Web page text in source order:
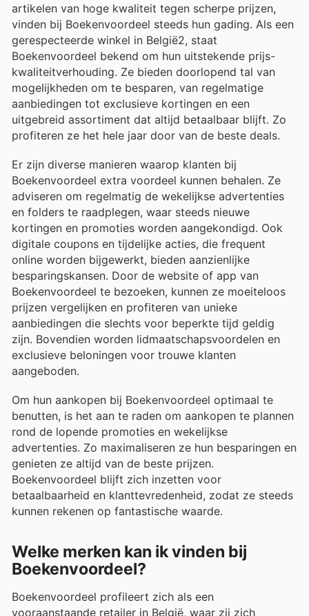
artikelen van hoge kwaliteit tegen scherpe prijzen,
vinden bij Boekenvoordeel steeds hun gading. Als een
gerespecteerde winkel in België2, staat
Boekenvoordeel bekend om hun uitstekende prijs-
kwaliteitverhouding. Ze bieden doorlopend tal van
mogelijkheden om te besparen, van regelmatige
aanbiedingen tot exclusieve kortingen en een
uitgebreid assortiment dat altijd betaalbaar blijft. Zo
profiteren ze het hele jaar door van de beste deals.
Er zijn diverse manieren waarop klanten bij
Boekenvoordeel extra voordeel kunnen behalen. Ze
adviseren om regelmatig de wekelijkse advertenties
en folders te raadplegen, waar steeds nieuwe
kortingen en promoties worden aangekondigd. Ook
digitale coupons en tijdelijke acties, die frequent
online worden bijgewerkt, bieden aanzienlijke
besparingskansen. Door de website of app van
Boekenvoordeel te bezoeken, kunnen ze moeiteloos
prijzen vergelijken en profiteren van unieke
aanbiedingen die slechts voor beperkte tijd geldig
zijn. Bovendien worden lidmaatschapsvoordelen en
exclusieve beloningen voor trouwe klanten
aangeboden.
Om hun aankopen bij Boekenvoordeel optimaal te
benutten, is het aan te raden om aankopen te plannen
rond de lopende promoties en wekelijkse
advertenties. Zo maximaliseren ze hun besparingen en
genieten ze altijd van de beste prijzen.
Boekenvoordeel blijft zich inzetten voor
betaalbaarheid en klanttevredenheid, zodat ze steeds
kunnen rekenen op fantastische waarde.
Welke merken kan ik vinden bij
Boekenvoordeel?
Boekenvoordeel profileert zich als een
vooraanstaande retailer in België, waar zij zich